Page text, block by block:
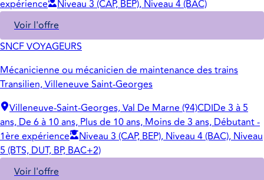
expérience
Niveau 3 (CAP, BEP), Niveau 4 (BAC)
Voir l'offre
SNCF VOYAGEURS
Mécanicienne ou mécanicien de maintenance des trains
Transilien, Villeneuve Saint-Georges
Villeneuve-Saint-Georges, Val De Marne (94)CDIDe 3 à 5
ans, De 6 à 10 ans, Plus de 10 ans, Moins de 3 ans, Débutant -
1ère expérience
Niveau 3 (CAP, BEP), Niveau 4 (BAC), Niveau
5 (BTS, DUT, BP, BAC+2)
Voir l'offre